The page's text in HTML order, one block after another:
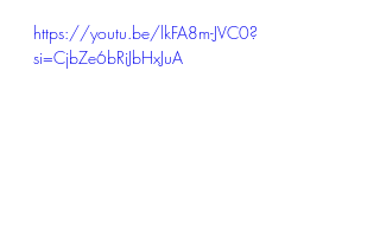
https://youtu.be/lkFA8m-JVC0?
si=CjbZe6bRiJbHxJuA